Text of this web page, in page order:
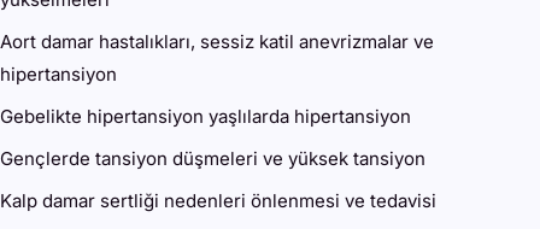
Aort damar hastalıkları, sessiz katil anevrizmalar ve
hipertansiyon
Gebelikte hipertansiyon yaşlılarda hipertansiyon
Gençlerde tansiyon düşmeleri ve yüksek tansiyon
Kalp damar sertliği nedenleri önlenmesi ve tedavisi